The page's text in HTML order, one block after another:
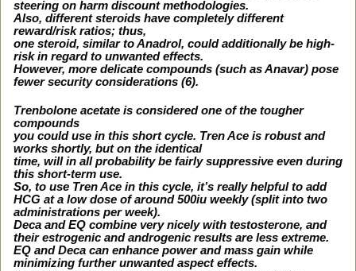
steering on harm discount methodologies.
Also, different steroids have completely different
reward/risk ratios; thus,
one steroid, similar to Anadrol, could additionally be high-
risk in regard to unwanted effects.
However, more delicate compounds (such as Anavar) pose
fewer security considerations (6).
Trenbolone acetate is considered one of the tougher
compounds
you could use in this short cycle. Tren Ace is robust and
works shortly, but on the identical
time, will in all probability be fairly suppressive even during
this short-term use.
So, to use Tren Ace in this cycle, it’s really helpful to add
HCG at a low dose of around 500iu weekly (split into two
administrations per week).
Deca and EQ combine very nicely with testosterone, and
their estrogenic and androgenic results are less extreme.
EQ and Deca can enhance power and mass gain while
minimizing further unwanted aspect effects.